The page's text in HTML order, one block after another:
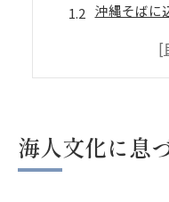
沖縄そばに
沖縄そば
自家製麺で
海人文化に息